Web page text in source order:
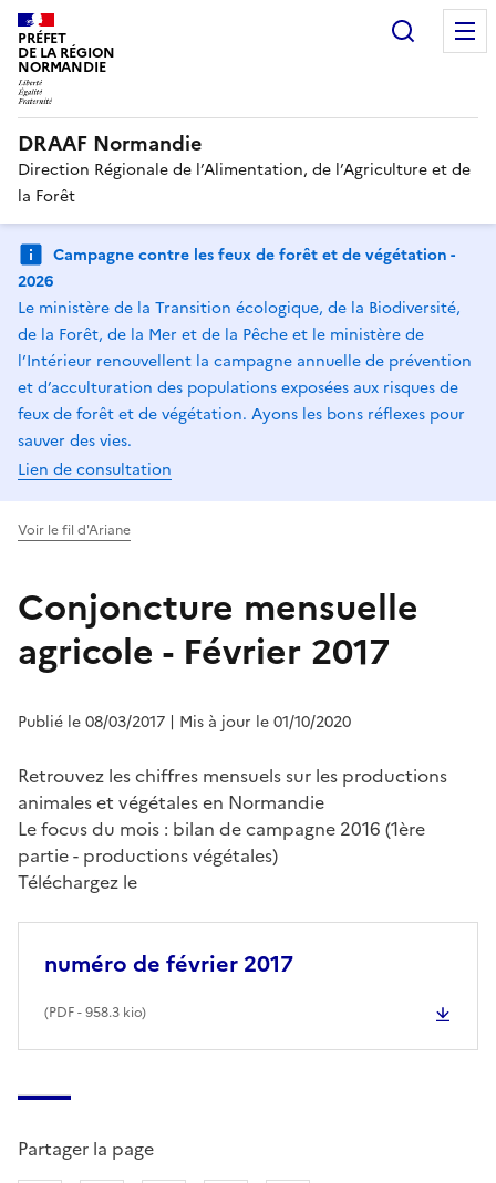
PRÉFET
DE LA RÉGION
NORMANDIE
DRAAF Normandie
Direction Régionale de l’Alimentation, de l’Agriculture et de
la Forêt
Campagne contre les feux de forêt et de végétation -
2026
Le ministère de la Transition écologique, de la Biodiversité,
de la Forêt, de la Mer et de la Pêche et le ministère de
l’Intérieur renouvellent la campagne annuelle de prévention
et d’acculturation des populations exposées aux risques de
feux de forêt et de végétation. Ayons les bons réflexes pour
sauver des vies.
Lien de consultation
Voir le fil d'Ariane
Conjoncture mensuelle
agricole - Février 2017
Publié le 08/03/2017 | Mis à jour le 01/10/2020
Retrouvez les chiffres mensuels sur les productions
animales et végétales en Normandie
Le focus du mois : bilan de campagne 2016 (1ère
partie - productions végétales)
Téléchargez le
numéro de février 2017
(PDF- 958.3 kio)
Partager la page